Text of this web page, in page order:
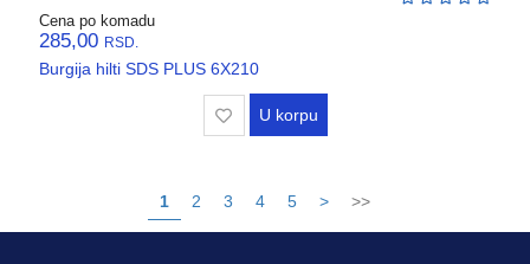
Cena po komadu
285,00 RSD.
Burgija hilti SDS PLUS 6X210
U korpu
1 2 3 4 5 > >>